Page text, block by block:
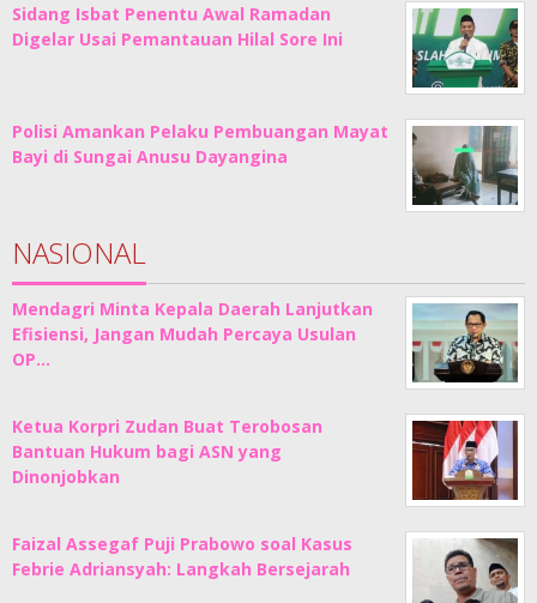
Sidang Isbat Penentu Awal Ramadan
Digelar Usai Pemantauan Hilal Sore Ini
Polisi Amankan Pelaku Pembuangan Mayat
Bayi di Sungai Anusu Dayangina
NASIONAL
Mendagri Minta Kepala Daerah Lanjutkan
Efisiensi, Jangan Mudah Percaya Usulan
OP…
Ketua Korpri Zudan Buat Terobosan
Bantuan Hukum bagi ASN yang
Dinonjobkan
Faizal Assegaf Puji Prabowo soal Kasus
Febrie Adriansyah: Langkah Bersejarah